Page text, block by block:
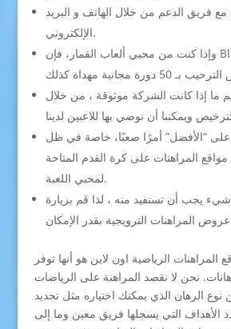
فريق الدعم من خلال الهاتف و البريد
الإلكتروني.
وإذا كنت من محبي ألعاب القمار، فإن Blessed Block عملت
ما إذا كانت الشركة موثوقة ، من خلال
على “الأفضل” أمرًا صعبًا، خاصة في ظل
المراهنات على كرة القدم المتاحة
لمحبي اللعبة.
يجب أن تستفيد منه ، لذا قم بزيارة
الرياضية اون لاين هو أنها توفر
نحن لا نقصد المراهنة على الرياضات
نوع الرهان الذي يمكنك اختياره مثل تحديد
الأهداف التي يسجلها فريق معين وما إلى